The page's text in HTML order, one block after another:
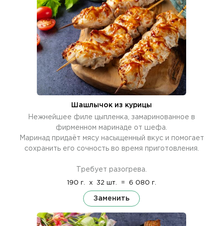
Шашлычок из курицы
Нежнейшее филе цыпленка, замаринованное в
фирменном маринаде от шефа.
Маринад придаёт мясу насыщенный вкус и помогает
сохранить его сочность во время приготовления.
Требует разогрева.
190 г. x 32 шт. = 6 080 г.
Заменить